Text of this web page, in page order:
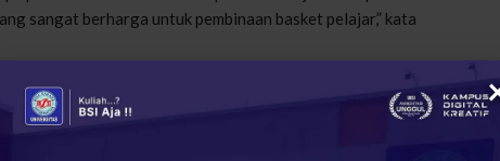
sangat berharga untuk pembinaan basket pelajar,” kata
sebagai ajang yang tidak hanya menghadirkan persaingan,
makna sportivitas dan proses bertumbuh melalui